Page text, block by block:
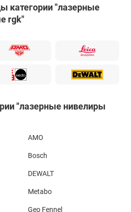
категории "лазерные
rgk"
"лазерные нивелиры
AMO
Bosch
DEWALT
Metabo
Geo Fennel